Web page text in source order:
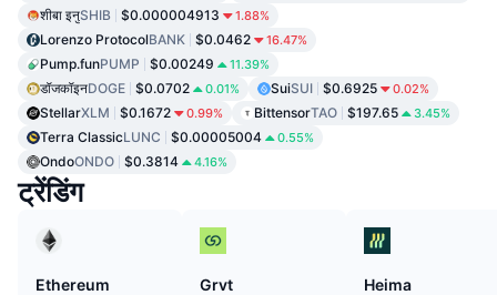
शीबा इनुSHIB $0.000004913 1.88%
Lorenzo ProtocolBANK $0.0462 16.47%
Pump.funPUMP $0.00249 11.39%
डॉजकॉइनDOGE $0.0702 0.01% SuiSUI $0.6925 0.02%
StellarXLM $0.1672 0.99% BittensorTAO $197.65 3.45%
Terra ClassicLUNC $0.00005004 0.55%
OndoONDO $0.3814 4.16%
ट्रेंडिंग
Ethereum
Grvt
Heima